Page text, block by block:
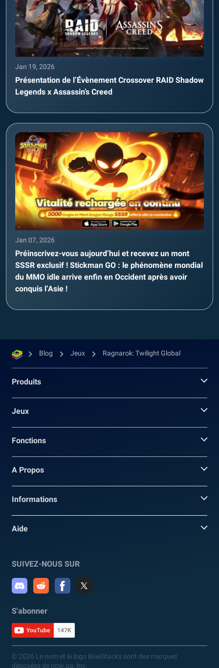
Jan 19, 2026
Présentation de l’Évènement Crossover RAID Shadow
Legends x Assassin’s Creed
Jan 07, 2026
Préinscrivez-vous aujourd’hui et recevez un mont
SSSR exclusif ! Stickman GO : le phénomène mondial
du MMO idle arrive enfin en Occident après avoir
conquis l’Asie !
Blog Jeux Ragnarok: Twilight Global
Produits
Jeux
Fonctions
A Propos
Informations
Aide
SUIVEZ-NOUS SUR
S'abonner
YouTube 147K
© 2026 Le nom et le logo BlueStacks sont des marques
déposées de now.gg, Inc.